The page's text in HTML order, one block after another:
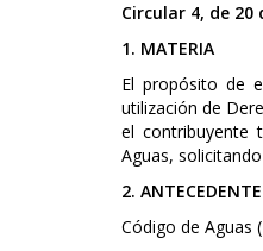
Circular 4, de 20
1. MATERIA
El propósito de
utilización de
el contribuyente
Aguas,
2.
Código de Aguas